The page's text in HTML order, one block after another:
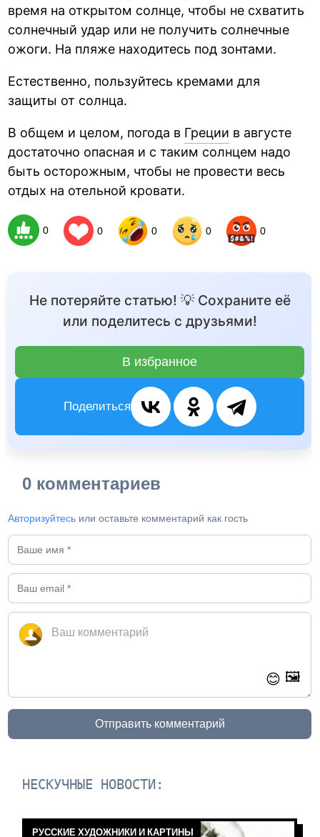
время на открытом солнце, чтобы не схватить
солнечный удар или не получить солнечные
ожоги. На пляже находитесь под зонтами.
Естественно, пользуйтесь кремами для
защиты от солнца.
В общем и целом, погода в Греции в августе
достаточно опасная и с таким солнцем надо
быть осторожным, чтобы не провести весь
отдых на отельной кровати.
0 0 0 0 0
Не потеряйте статью! 💡 Сохраните её
или поделитесь с друзьями!
В избранное
Поделиться
0 комментариев
Авторизуйтесь или оставьте комментарий как гость
😊 🖼️
Отправить комментарий
НЕСКУЧНЫЕ НОВОСТИ:
РУССКИЕ ХУДОЖНИКИ И КАРТИНЫ